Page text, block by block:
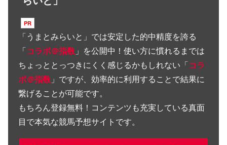
「うまとみらいと 」では安定した的中精度を誇る
「コラボ＠指数 」を公開中！使い方に慣れるまでは
ちょっととっつきにくく感じるかもしれない「コラ
ボ＠指数 」ですが、効率的に利用することで結果に
繋げることが可能です。
もちろん登録無料！コンテンツも充実している真面
目で本気な競馬予想サイトです。